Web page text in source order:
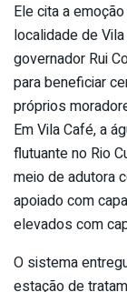
Ele cita a
localidade de
governador Rui
para beneficiar
próprios
Em Vila Café, a
flutuante no Rio
meio de adutora
apoiado com
elevados com
O sistema
estação de